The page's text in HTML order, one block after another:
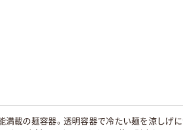
満載の麺容器。透明容器で冷たい麺を涼しげ